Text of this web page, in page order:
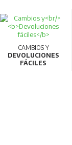
CAMBIOS Y
DEVOLUCIONES
FÁCILES